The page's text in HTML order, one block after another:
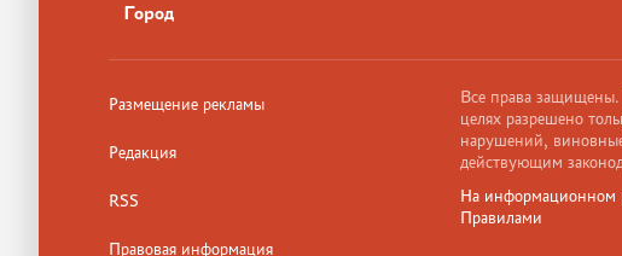
Город
Размещение рекламы
Редакция
RSS
Правовая информация
Все права защищены.
целях разрешено
нарушений,
действующим
На информационном
Правилами